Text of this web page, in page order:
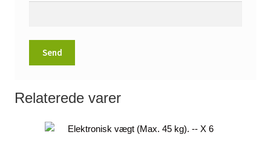
Relaterede varer